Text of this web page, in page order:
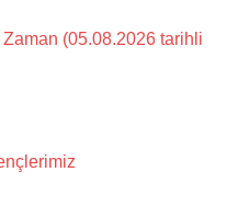
(05.08.2026 tarihli